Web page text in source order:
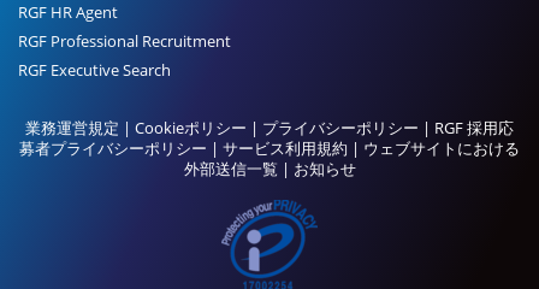
RGF HR Agent
RGF Professional Recruitment
RGF Executive Search
業務運営規定 | Cookieポリシー | プライバシーポリシー | RGF 採用応
募者プライバシーポリシー | サービス利用規約 | ウェブサイトにおける
外部送信一覧 | お知らせ